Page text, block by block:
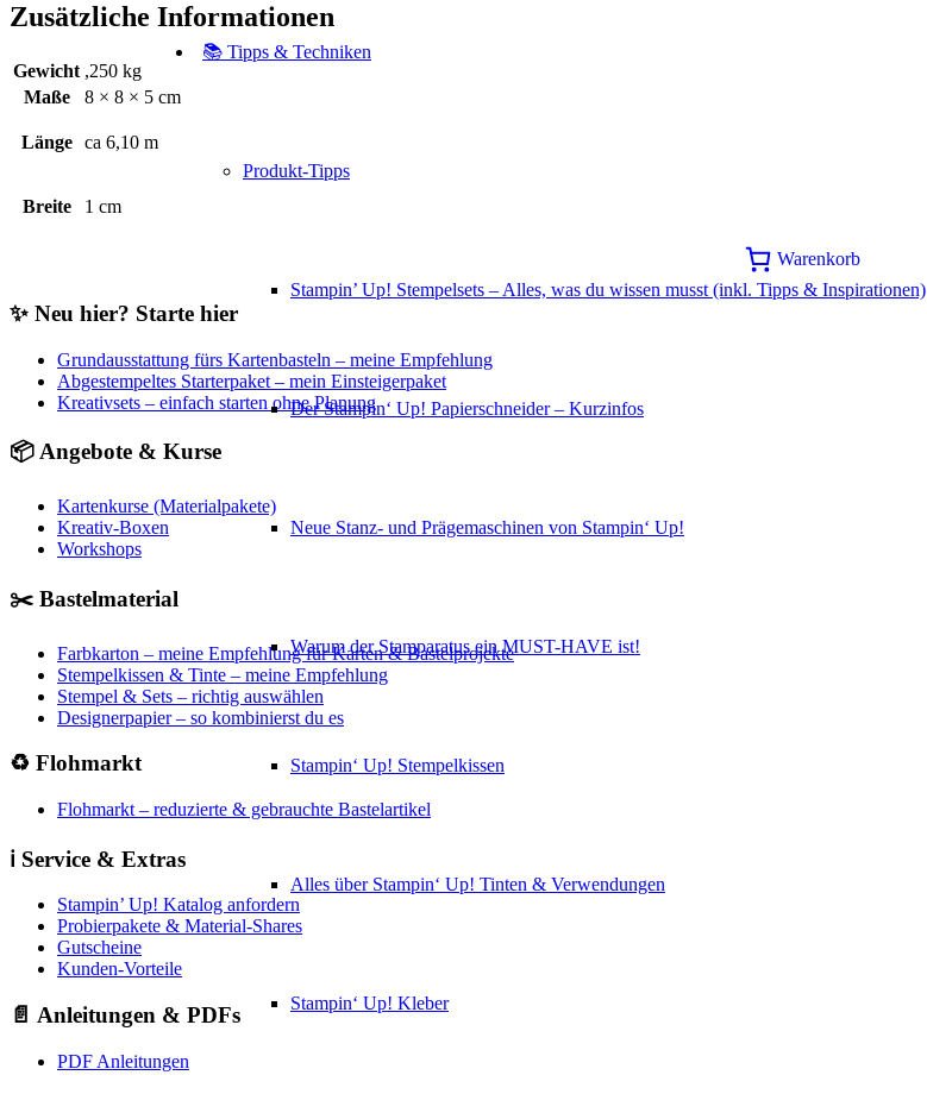
📚 Tipps & Techniken
Produkt-Tipps
Stampin’ Up! Stempelsets – Alles, was du wissen musst (inkl. Tipps & Inspirationen)
Der Stampin‘ Up! Papierschneider – Kurzinfos
Neue Stanz- und Prägemaschinen von Stampin‘ Up!
Warum der Stamparatus ein MUST-HAVE ist!
Stampin‘ Up! Stempelkissen
Alles über Stampin‘ Up! Tinten & Verwendungen
Stampin‘ Up! Kleber
Zusätzliche Informationen
Gewicht ,250 kg
Maße
8 × 8 × 5 cm
Länge ca 6,10 m
Breite 1 cm
Warenkorb
✨ Neu hier? Starte hier
Grundausstattung fürs Kartenbasteln – meine Empfehlung
Abgestempeltes Starterpaket – mein Einsteigerpaket
Kreativsets – einfach starten ohne Planung
📦 Angebote & Kurse
Kartenkurse (Materialpakete)
Kreativ-Boxen
Workshops
✂️ Bastelmaterial
Farbkarton – meine Empfehlung für Karten & Bastelprojekte
Stempelkissen & Tinte – meine Empfehlung
Stempel & Sets – richtig auswählen
Designerpapier – so kombinierst du es
♻️ Flohmarkt
Flohmarkt – reduzierte & gebrauchte Bastelartikel
ℹ️ Service & Extras
Stampin’ Up! Katalog anfordern
Probierpakete & Material-Shares
Gutscheine
Kunden-Vorteile
📄 Anleitungen & PDFs
PDF Anleitungen